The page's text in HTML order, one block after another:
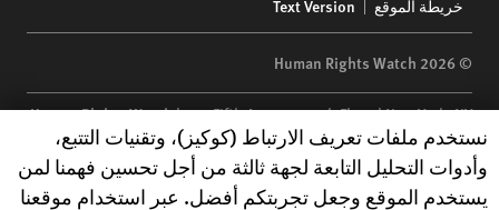
menu
خريطة الموقع Text Version
© 2026 Human Rights Watch
Human Rights Watch| 350 Fifth Avenue, 34th Floor | New York,NY
10118-3299 USA|t 1.212.290.4700
Human Rights Watchis a 501(C)(3) nonprofit registered in the US
under EIN: 13-2875808
Human Rights Watch cookie preferences
نستخدم ملفات تعريف الارتباط (كوكيز)، وتقنيات التتبع،
وأدوات التحليل التابعة لجهة ثالثة من أجل تحسين فهمنا لمن
يستخدم الموقع وجعل تجربتكم أفضل. عبر استخدام موقعنا